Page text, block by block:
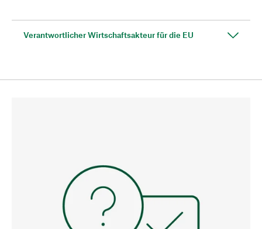
Verantwortlicher Wirtschaftsakteur für die EU